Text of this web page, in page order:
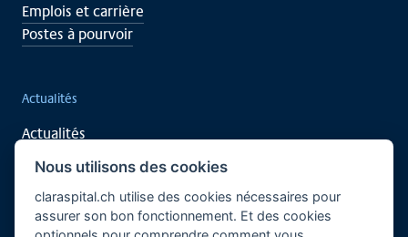
Emplois et carrière
Postes à pourvoir
Actualités
Actualités
Événements
Soutenez vous aussi
Nous utilisons des cookies
claraspital.ch utilise des cookies nécessaires pour
assurer son bon fonctionnement. Et des cookies